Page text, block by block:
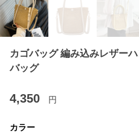
カゴバッグ 編み込みレザー
バッグ
4,350 円
カラー